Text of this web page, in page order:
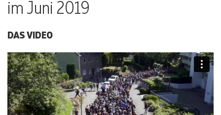
im Juni 2019
DAS VIDEO